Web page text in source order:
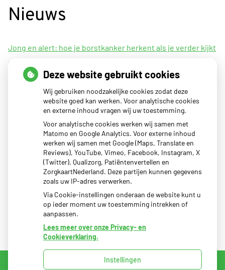
Nieuws
Jong en alert: hoe je borstkanker herkent als je verder kijkt
dan een knobbeltje
Sinds huisartsen afslankmedicijnen mogen voorschrijven,
neemt gebruik toe
Eigen risico gaat onder toekomstig kabinet omhoog
Schurft sinds corona geen vergeten ziekte meer: aantal
uitbraken fors gestegen
CZ vergoedt zorg van twee gespecialiseerde
revalidatieartsen niet meer
Deze website gebruikt cookies
Wij gebruiken noodzakelijke cookies zodat deze
website goed kan werken. Voor analytische cookies
en externe inhoud vragen wij uw toestemming.
Voor analytische cookies werken wij samen met
Matomo en Google Analytics. Voor externe inhoud
werken wij samen met Google (Maps, Translate en
Reviews), YouTube, Vimeo, Facebook, Instagram, X
(Twitter), Qualizorg, Patiëntenvertellen en
ZorgkaartNederland. Deze partijen kunnen gegevens
zoals uw IP-adres verwerken.
Via Cookie-instellingen onderaan de website kunt u
op ieder moment uw toestemming intrekken of
aanpassen.
Lees meer over onze Privacy- en
Cookieverklaring.
Instellingen